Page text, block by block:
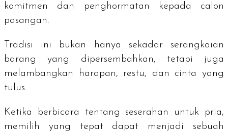
komitmen dan penghormatan kepada calon
pasangan.
Tradisi ini bukan hanya sekadar serangkaian
barang yang dipersembahkan, tetapi juga
melambangkan harapan, restu, dan cinta yang
tulus.
Ketika berbicara tentang seserahan untuk pria,
memilih yang tepat dapat menjadi sebuah